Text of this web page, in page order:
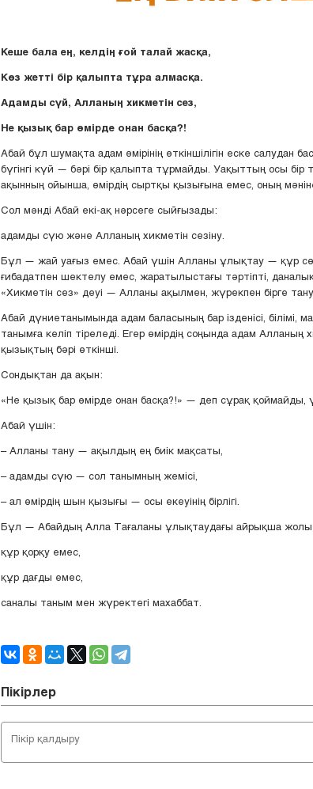
Кеше бала ең, келдің ғой талай жасқа,
Көз жетті бір қалыпта тұра алмасқа.
Адамды сүй, Алланың хикметін сез,
Не қызық бар өмірде онан басқа?!
Абай бұл шумақта адам өмірінің өткіншілігін еске салудан
бүгінгі күй — бәрі бір қалыпта тұрмайды. Уақыттың осы бір
ақынның ойынша, өмірдің сыртқы қызығына емес, оның мәніне
Сол мәнді Абай екі-ақ нәрсеге сыйғызады:
адамды сүю және Алланың хикметін сезіну.
Бұл — жай уағыз емес. Абай үшін Алланы ұлықтау — құр
ғибадатпен шектелу емес, жаратылыстағы тәртіпті,
«Хикметін сез» деуі — Алланы ақылмен, жүрекпен бірге тану
Абай дүниетанымында адам баласының бар ізденісі, білімі,
танымға келіп тіреледі. Егер өмірдің соңында адам Алланың
қызықтың бәрі өткінші.
Сондықтан да ақын:
«Не қызық бар өмірде онан басқа?!» — деп сұрақ қоймайды,
Абай үшін:
– Алланы тану — ақылдың ең биік мақсаты,
– адамды сүю — сол танымның жемісі,
– ал өмірдің шын қызығы — осы екеуінің бірлігі.
Бұл — Абайдың Алла Тағаланы ұлықтаудағы айрықша
құр қорқу емес,
құр дағды емес,
саналы таным мен жүректегі махаббат.
Пікірлер